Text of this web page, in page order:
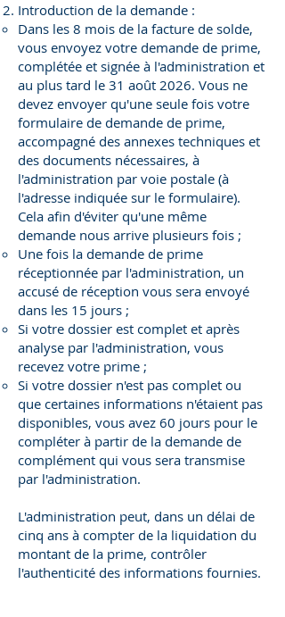
Introduction de la demande :
Dans les 8 mois de la facture de solde,
vous envoyez votre demande de prime,
complétée et signée à l'administration et
au plus tard le 31 août 2026. Vous ne
devez envoyer qu'une seule fois votre
formulaire de demande de prime,
accompagné des annexes techniques et
des documents nécessaires, à
l'administration par voie postale (à
l'adresse indiquée sur le formulaire).
Cela afin d'éviter qu'une même
demande nous arrive plusieurs fois ;
Une fois la demande de prime
réceptionnée par l'administration, un
accusé de réception vous sera envoyé
dans les 15 jours ;
Si votre dossier est complet et après
analyse par l'administration, vous
recevez votre prime ;
Si votre dossier n'est pas complet ou
que certaines informations n'étaient pas
disponibles, vous avez 60 jours pour le
compléter à partir de la demande de
complément qui vous sera transmise
par l'administration.
L'administration peut, dans un délai de
cinq ans à compter de la liquidation du
montant de la prime, contrôler
l'authenticité des informations fournies.